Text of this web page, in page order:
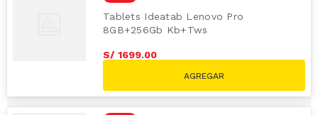
Tablets Ideatab Lenovo Pro
8GB+256Gb Kb+Tws
S/ 1699.00